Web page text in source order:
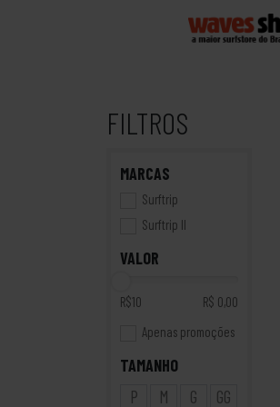
FILTROS
MARCAS
Surftrip
Surftrip II
VALOR
R$10
R$ 0,00
Apenas promoções
TAMANHO
P M G GG